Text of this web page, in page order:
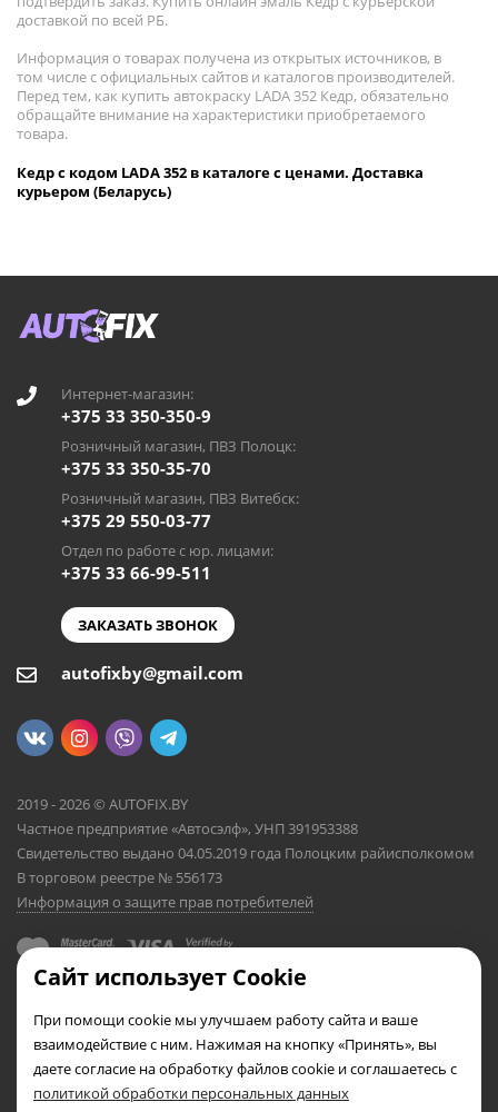
доставкой по всей РБ.
Информация о товарах получена из открытых источников, в
том числе с официальных сайтов и каталогов производителей.
Перед тем, как купить автокраску LADA 352 Кедр, обязательно
обращайте внимание на характеристики приобретаемого
товара.
Кедр с кодом LADA 352 в каталоге с ценами. Доставка
курьером (Беларусь)
Интернет-магазин:
+375 33 350-350-9
Розничный магазин, ПВЗ Полоцк:
+375 33 350-35-70
Розничный магазин, ПВЗ Витебск:
+375 29 550-03-77
Отдел по работе с юр. лицами:
+375 33 66-99-511
ЗАКАЗАТЬ ЗВОНОК
autofixby@gmail.com
2019 - 2026 © AUTOFIX.BY
Частное предприятие «Автосэлф», УНП 391953388
Свидетельство выдано 04.05.2019 года Полоцким райисполкомом
В торговом реестре № 556173
Информация о защите прав потребителей
Сайт использует Cookie
При помощи cookie мы улучшаем работу сайта и ваше
взаимодействие с ним. Нажимая на кнопку «Принять», вы
даете согласие на обработку файлов cookie и соглашаетесь с
политикой обработки персональных данных